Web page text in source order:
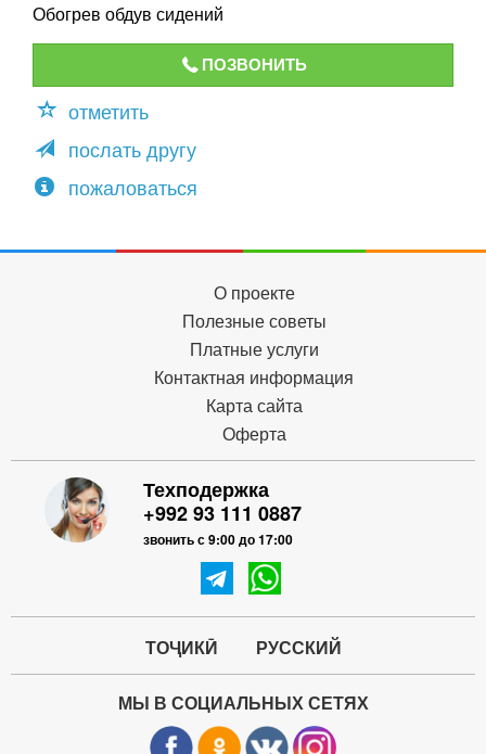
Обогрев обдув сидений
ПОЗВОНИТЬ
отметить
послать другу
пожаловаться
О проекте
Полезные советы
Платные услуги
Контактная информация
Карта сайта
Оферта
Техподержка
+992 93 111 0887
звонить с 9:00 до 17:00
ТОҶИКӢ РУССКИЙ
МЫ В СОЦИАЛЬНЫХ СЕТЯХ